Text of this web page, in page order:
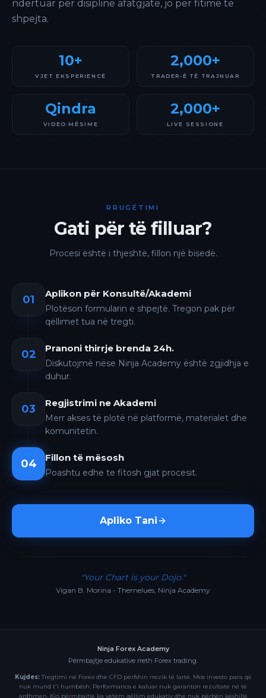
ndërtuar për disiplinë afatgjate, jo për fitime të
shpejta.
10+
VJET EKSPERIENCË
2,000+
TRADER-Ë TË TRAJNUAR
Qindra
VIDEO MËSIME
2,000+
LIVE SESSIONE
RRUGËTIMI
Gati për të filluar?
Procesi është i thjeshtë, fillon një bisedë.
01 Aplikon për Konsultë/Akademi
Plotëson formularin e shpejtë. Tregon pak për
qëllimet tua në tregti.
02 Pranoni thirrje brenda 24h.
Diskutojmë nëse Ninja Academy është zgjidhja e
duhur.
03 Regjistrimi ne Akademi
Merr akses të plotë në platformë, materialet dhe
komunitetin.
04 Fillon të mësosh
Poashtu edhe te fitosh gjat procesit.
Apliko Tani
"Your Chart is your Dojo."
Vigan B. Morina - Themelues, Ninja Academy
Ninja Forex Academy
Përmbajtje edukative rreth Forex trading.
Kujdes:Tregtimi në Forex dhe CFD përfshin rrezik të lartë. Mos investo para që
nuk mund t'i humbësh. Performanca e kaluar nuk garanton rezultate në të
ardhmen. Kjo përmbajtje ka vetëm qëllim edukativ dhe nuk përbën këshillë